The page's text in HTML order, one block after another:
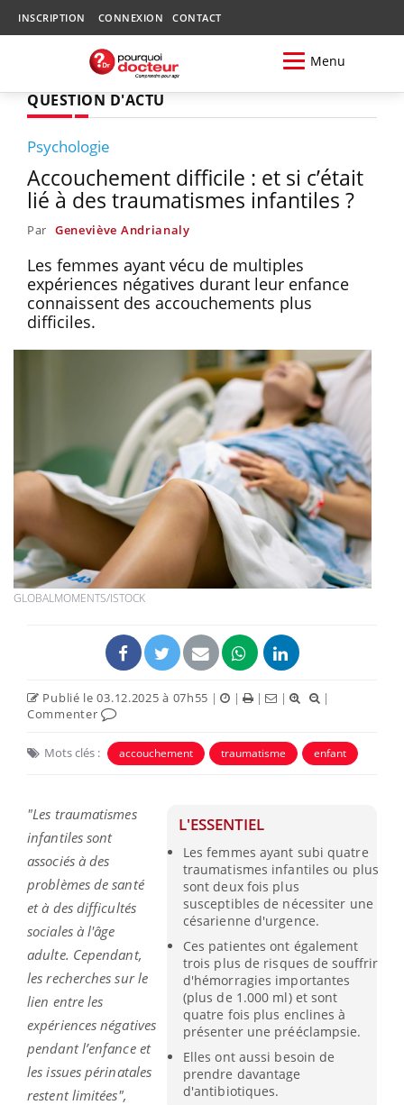
INSCRIPTION CONNEXION CONTACT
Menu
QUESTION D'ACTU
Psychologie
Accouchement difficile : et si c’était
lié à des traumatismes infantiles ?
Par Geneviève Andrianaly
Les femmes ayant vécu de multiples
expériences négatives durant leur enfance
connaissent des accouchements plus
difficiles.
GLOBALMOMENTS/ISTOCK
Publié le 03.12.2025 à 07h55 | | | |
|
Commenter
Mots clés : accouchement traumatisme enfant
L'ESSENTIEL
Les femmes ayant subi quatre
traumatismes infantiles ou plus
sont deux fois plus
susceptibles de nécessiter une
césarienne d'urgence.
Ces patientes ont également
trois plus de risques de souffrir
d'hémorragies importantes
(plus de 1.000 ml) et sont
quatre fois plus enclines à
présenter une prééclampsie.
Elles ont aussi besoin de
prendre davantage
d'antibiotiques.
"Les traumatismes
infantiles sont
associés à des
problèmes de santé
et à des difficultés
sociales à l'âge
adulte. Cependant,
les recherches sur le
lien entre les
expériences négatives
pendant l’enfance et
les issues périnatales
restent limitées",